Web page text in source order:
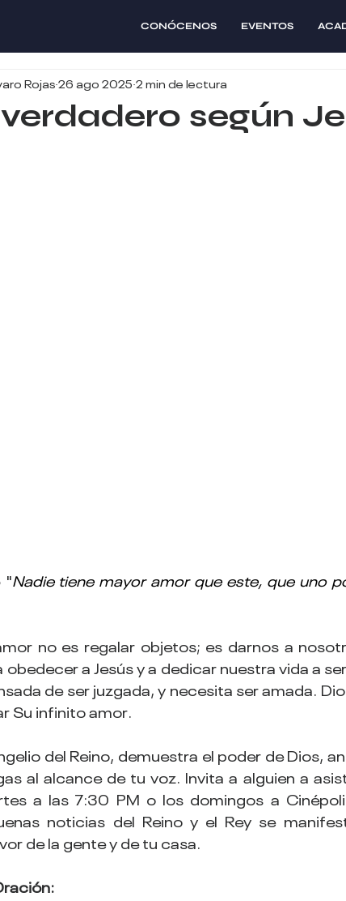
CONÓCENOS EVENTOS
según
Rojas 26 ago 2025 2 min de lectura
"Nadie tiene mayor amor que este, que uno
no es regalar objetos; es darnos a
a Jesús y a dedicar nuestra vida a
de ser juzgada, y necesita ser amada.
Su infinito amor.
del Reino, demuestra el poder de Dios,
al alcance de tu voz. Invita a alguien a
a las 7:30 PM o los domingos a
noticias del Reino y el Rey se
de la gente y de tu casa.